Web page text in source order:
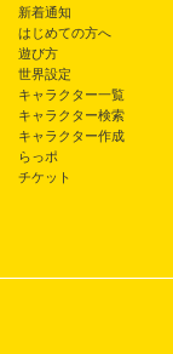
新着通知
はじめての方へ
遊び方
世界設定
キャラクター一覧
キャラクター検索
キャラクター作成
らっポ
チケット